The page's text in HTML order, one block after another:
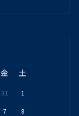
金 土
31 1
7 8